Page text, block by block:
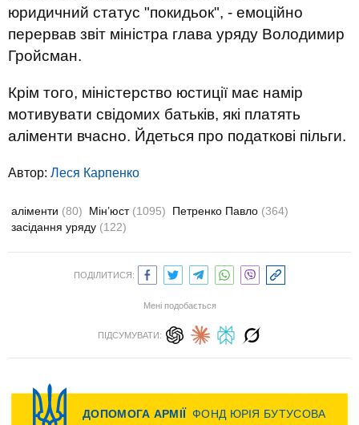
юридичний статус "покидьок", - емоційно
перервав звіт міністра глава уряду Володимир
Гройсман.
Крім того, міністерство юстиції має намір
мотивувати свідомих батьків, які платять
аліменти вчасно. Йдеться про податкові пільги.
Автор: Леся Карпенко
аліменти (80) Мін’юст (1095) Петренко Павло (364)
засідання уряду (122)
ПОДІЛИТИСЯ:
Мені подобається
ПІДСУМУВАТИ: